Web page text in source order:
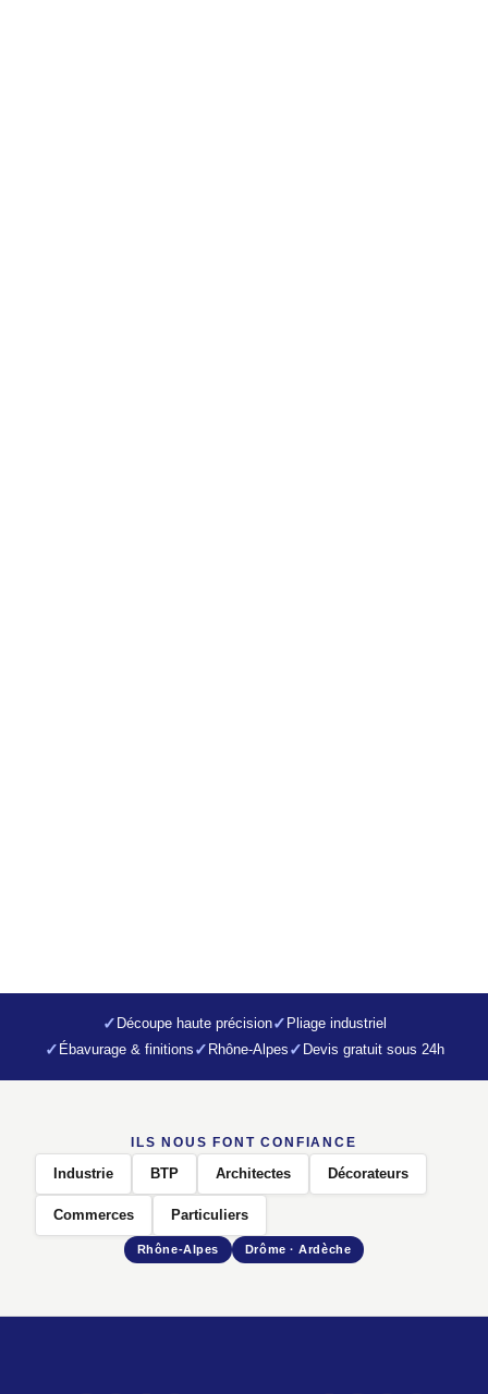
Découpe haute précision
Pliage industriel
Ébavurage & finitions
Rhône-Alpes Devis gratuit sous 24h
ILS NOUS FONT CONFIANCE
Industrie BTP Architectes Décorateurs
Commerces Particuliers
Rhône-Alpes Drôme · Ardèche